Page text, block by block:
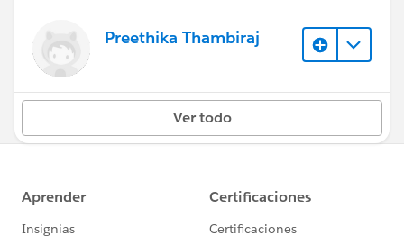
Preethika Thambiraj
Ver todo